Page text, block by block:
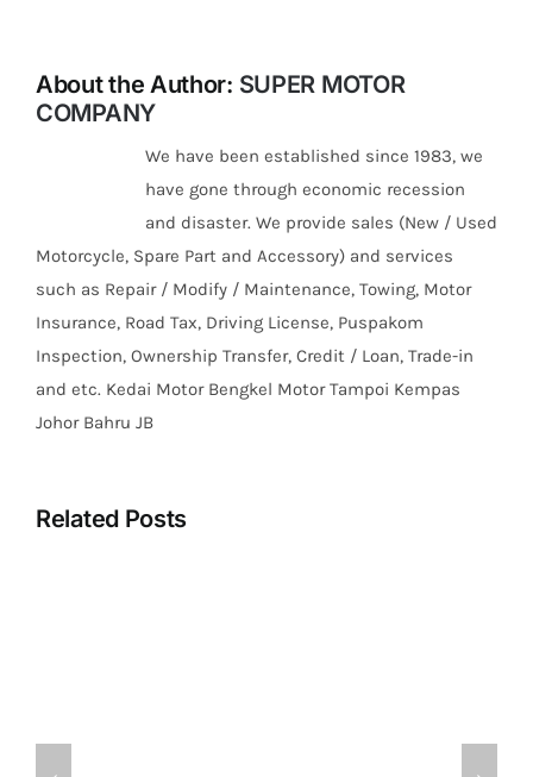
About the Author: SUPER MOTOR
COMPANY
We have been established since 1983, we
have gone through economic recession
and disaster. We provide sales (New / Used
Motorcycle, Spare Part and Accessory) and services
such as Repair / Modify / Maintenance, Towing, Motor
Insurance, Road Tax, Driving License, Puspakom
Inspection, Ownership Transfer, Credit / Loan, Trade-in
and etc. Kedai Motor Bengkel Motor Tampoi Kempas
Johor Bahru JB
Related Posts